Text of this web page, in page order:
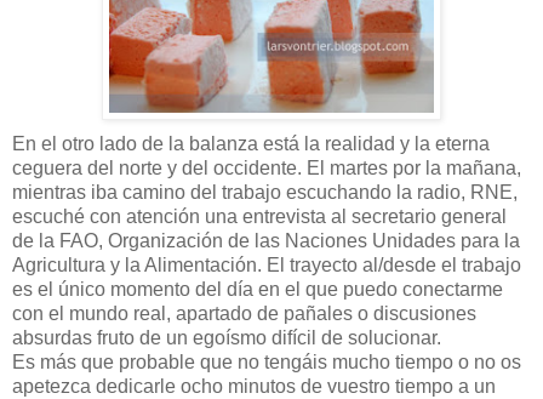
En el otro lado de la balanza está la realidad y la eterna
ceguera del norte y del occidente. El martes por la mañana,
mientras iba camino del trabajo escuchando la radio, RNE,
escuché con atención una entrevista al secretario general
de la FAO, Organización de las Naciones Unidades para la
Agricultura y la Alimentación. El trayecto al/desde el trabajo
es el único momento del día en el que puedo conectarme
con el mundo real, apartado de pañales o discusiones
absurdas fruto de un egoísmo difícil de solucionar.
Es más que probable que no tengáis mucho tiempo o no os
apetezca dedicarle ocho minutos de vuestro tiempo a un